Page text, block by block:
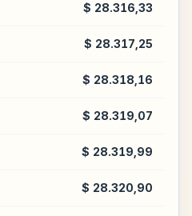
$ 28.316,33
$ 28.317,25
$ 28.318,16
$ 28.319,07
$ 28.319,99
$ 28.320,90